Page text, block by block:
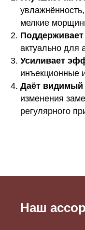
мелкие
актуально для
Усиливает
инъекционные
Даёт видимый
изменения
регулярного
Наш